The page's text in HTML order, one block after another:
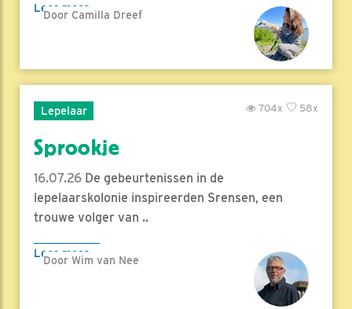
Lees meer
Door Camilla Dreef
Lepelaar 58x
704x
Sprookje
16.07.26 De gebeurtenissen in de
lepelaarskolonie inspireerden Srensen, een
trouwe volger van ..
Lees meer
Door Wim van Nee